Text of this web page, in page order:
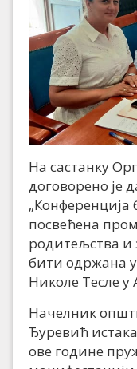
На састанку
договорено је
„Конференција
посвећена
родитељства и
бити одржана у
Николе Тесле
Начелник
Ђуревић
ове године